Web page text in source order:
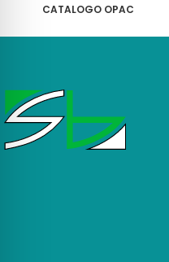
CATALOGO OPAC